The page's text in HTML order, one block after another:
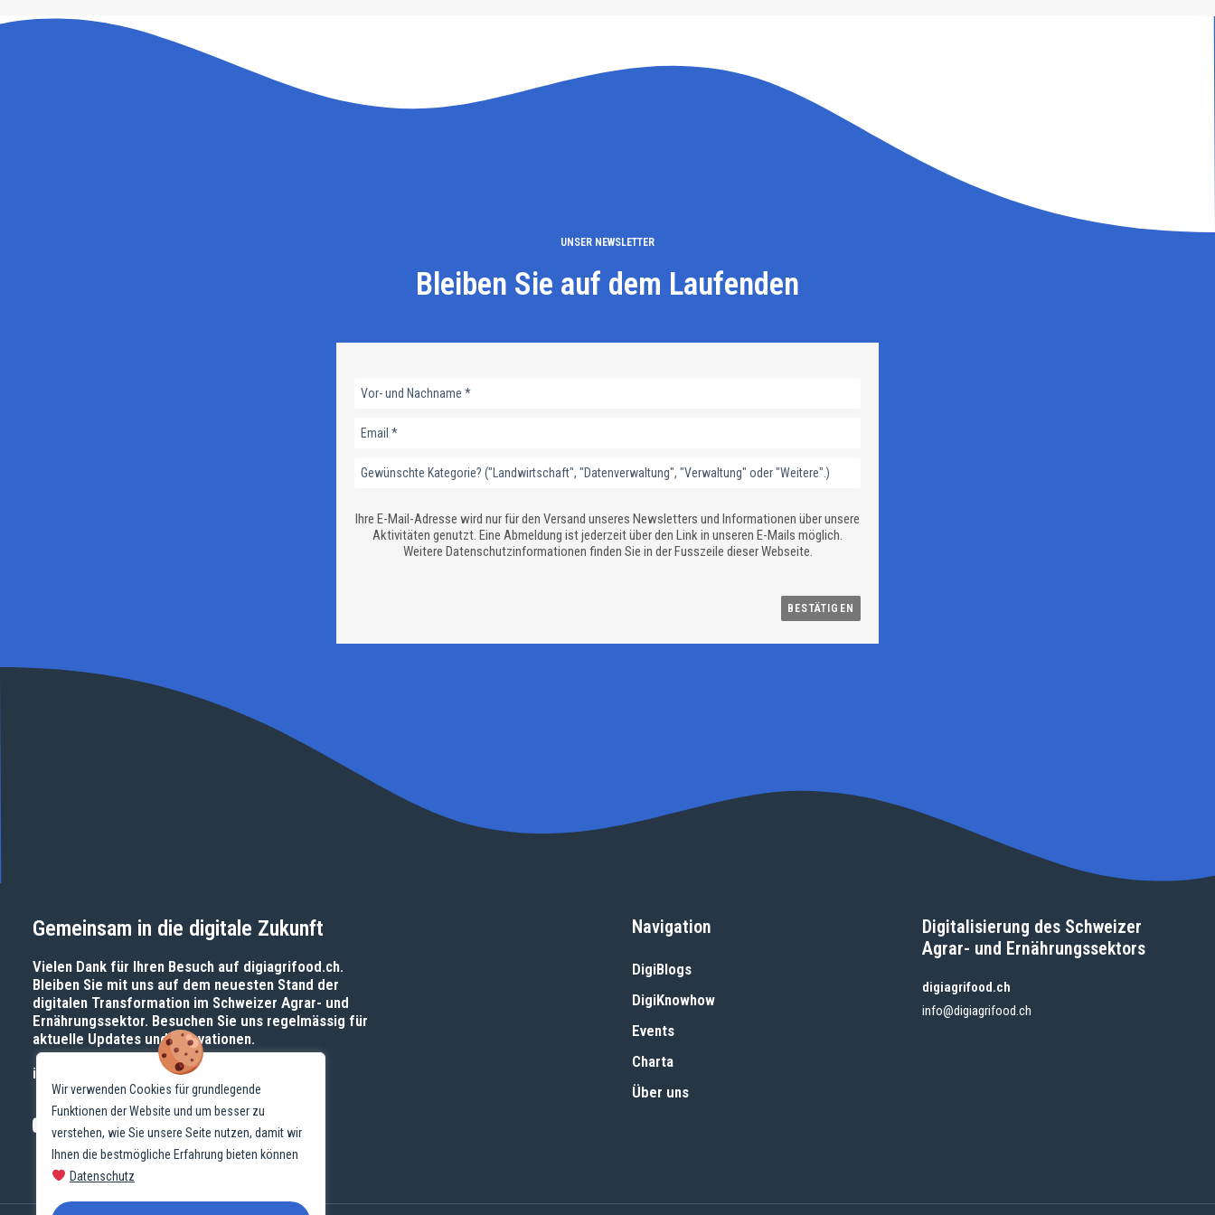
Wir verwenden Cookies für grundlegende
Funktionen der Website und um besser zu
verstehen, wie Sie unsere Seite nutzen, damit wir
Ihnen die bestmögliche Erfahrung bieten können
Datenschutz
UNSER NEWSLETTER
Bleiben Sie auf dem Laufenden
Ihre E-Mail-Adresse wird nur für den Versand unseres Newsletters und Informationen über unsere
Aktivitäten genutzt. Eine Abmeldung ist jederzeit über den Link in unseren E-Mails möglich.
Weitere Datenschutzinformationen finden Sie in der Fusszeile dieser Webseite.
Gemeinsam in die digitale Zukunft
Vielen Dank für Ihren Besuch auf digiagrifood.ch.
Bleiben Sie mit uns auf dem neuesten Stand der
digitalen Transformation im Schweizer Agrar- und
Ernährungssektor. Besuchen Sie uns regelmässig für
aktuelle Updates und Innovationen.
info@digiagrifood.ch
Navigation
DigiBlogs
DigiKnowhow
Events
Charta
Über uns
Digitalisierung des Schweizer
Agrar- und Ernährungssektors
digiagrifood.ch
info@digiagrifood.ch